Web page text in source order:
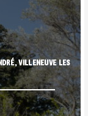
VILLENEUVE LES